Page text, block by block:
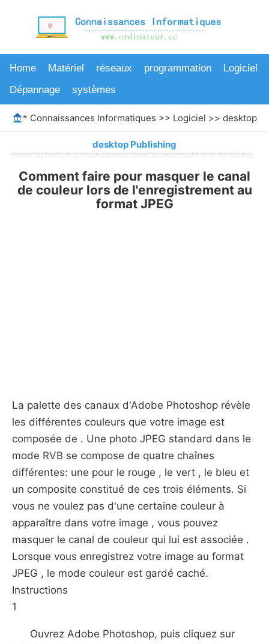
Home Matériel réseaux programmation
Logiciel
Dépannage
systèmes
* Connaissances Informatiques >> Logiciel >> desktop
desktop Publishing
Comment faire pour masquer le canal
de couleur lors de l'enregistrement au
format JPEG
La palette des canaux d'Adobe Photoshop révèle
les différentes couleurs que votre image est
composée de . Une photo JPEG standard dans le
mode RVB se compose de quatre chaînes
différentes: une pour le rouge , le vert , le bleu et
un composite constitué de ces trois éléments. Si
vous ne voulez pas d'une certaine couleur à
apparaître dans votre image , vous pouvez
masquer le canal de couleur qui lui est associée .
Lorsque vous enregistrez votre image au format
JPEG , le mode couleur est gardé caché.
Instructions
1
Ouvrez Adobe Photoshop, puis cliquez sur